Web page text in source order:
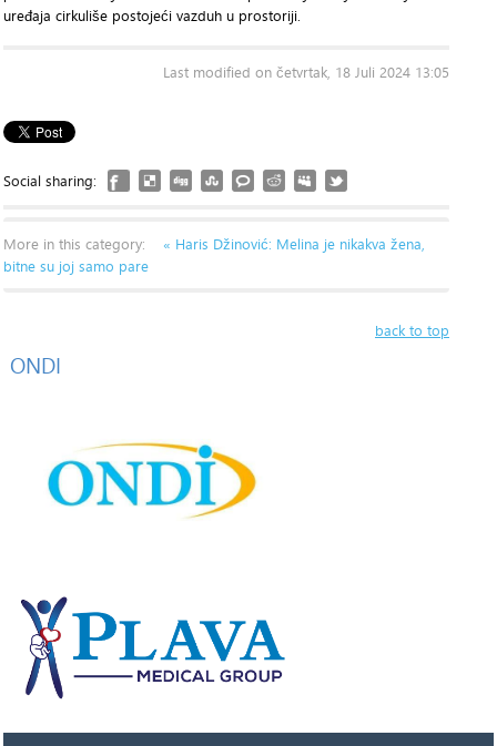
uređaja cirkuliše postojeći vazduh u prostoriji.
Last modified on četvrtak, 18 Juli 2024 13:05
Social sharing:
More in this category:
« Haris Džinović: Melina je nikakva žena,
bitne su joj samo pare
back to top
ONDI